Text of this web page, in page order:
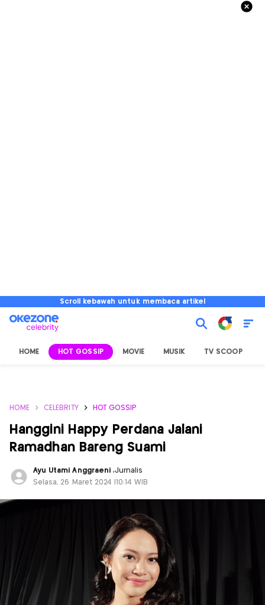
Scroll kebawah untuk membaca artikel
HOME HOT GOSSIP MOVIE MUSIK TV SCOOP
HOME CELEBRITY HOT GOSSIP
Hanggini Happy Perdana Jalani
Ramadhan Bareng Suami
Ayu Utami Anggraeni ,Jurnalis
Selasa, 26 Maret 2024 |10:14 WIB